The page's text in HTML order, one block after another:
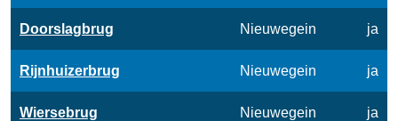
Doorslagbrug Nieuwegein ja
Rijnhuizerbrug Nieuwegein ja
Wiersebrug Nieuwegein ja